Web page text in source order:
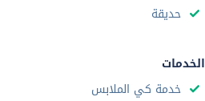
حديقة
الخدمات
خدمة كي الملابس